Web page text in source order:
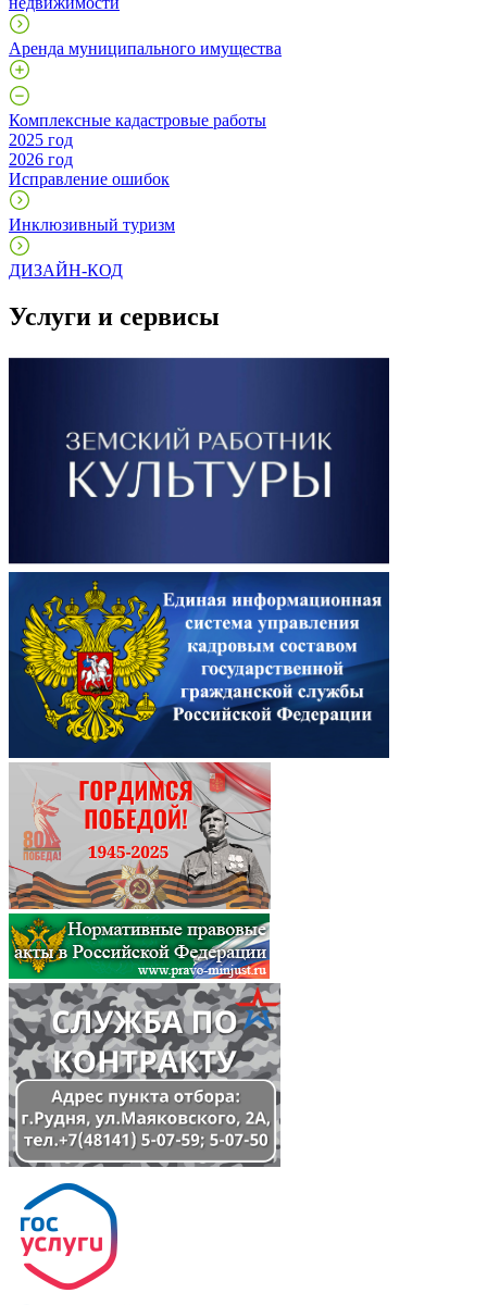
Аренда муниципального имущества
Комплексные кадастровые работы
2025 год
2026 год
Исправление ошибок
Инклюзивный туризм
ДИЗАЙН-КОД
Услуги и сервисы